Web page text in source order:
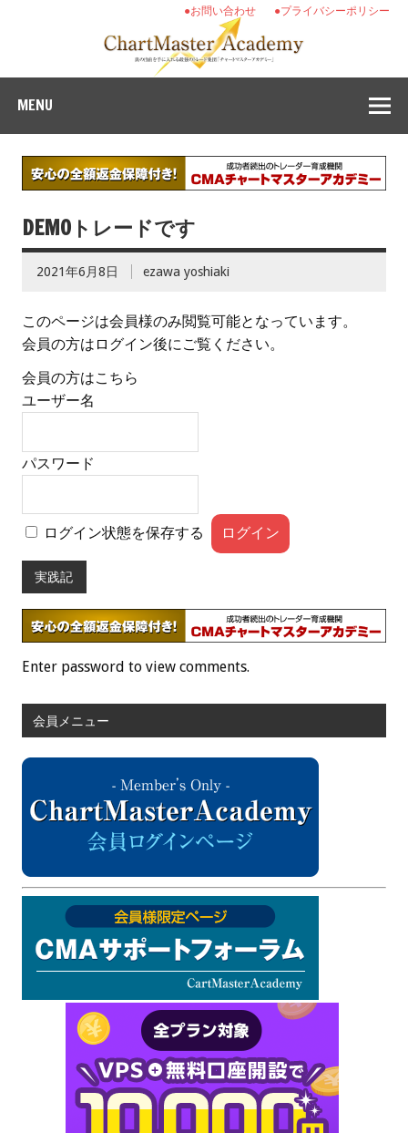
●プライバシーポリシー
●お問い合わせ
MENU
DEMOトレードです
2021年6月8日 ezawa yoshiaki
このページは会員様のみ閲覧可能となっています。
会員の方はログイン後にご覧ください。
会員の方はこちら
ユーザー名
パスワード
ログイン状態を保存する
実践記
Enter password to view comments.
会員メニュー